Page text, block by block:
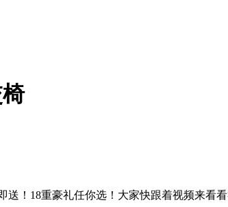
！18重豪礼任你选！大家快跟着视频来看